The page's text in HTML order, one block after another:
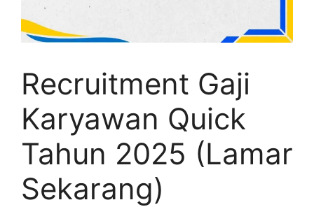
Recruitment Gaji
Karyawan Quick
Tahun 2025 (Lamar
Sekarang)